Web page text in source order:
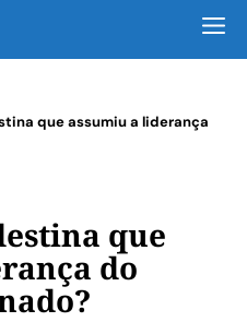
que assumiu a liderança
que
do